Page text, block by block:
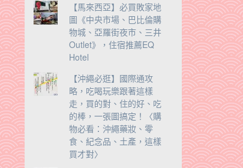
【馬來西亞】必買敗家地
圖《中央市場、巴比倫購
物城、亞羅街夜市、三井
Outlet》，住宿推薦EQ
Hotel
【沖繩必逛】國際通攻
略，吃喝玩樂跟著這樣
走，買的對、住的好、吃
的棒，一張圖搞定！〈購
物必看：沖繩藥妝、零
食、紀念品、土產，這樣
買才對〉